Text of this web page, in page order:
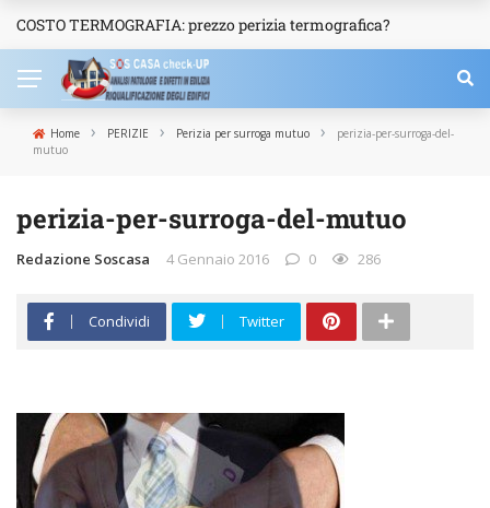
NEWS
COSTO TERMOGRAFIA: prezzo perizia termografica?
Home › PERIZIE › Perizia per surroga mutuo ›
perizia-per-surroga-del-
mutuo
perizia-per-surroga-del-mutuo
Redazione Soscasa 4 Gennaio 2016 0 286
Condividi Twitter